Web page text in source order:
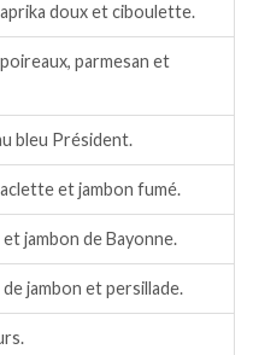
doux et ciboulette.
parmesan et
bleu Président.
et jambon fumé.
jambon de Bayonne.
jambon et persillade.